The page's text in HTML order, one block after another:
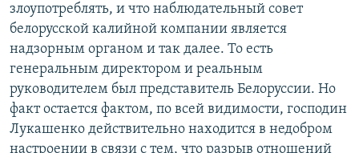
злоупотреблять, и что наблюдательный совет
белорусской калийной компании является
надзорным органом и так далее. То есть
генеральным директором и реальным
руководителем был представитель Белоруссии. Но
факт остается фактом, по всей видимости, господин
Лукашенко действительно находится в недобром
настроении в связи с тем, что разрыв отношений